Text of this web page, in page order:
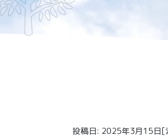
投稿日: 2025年3月15日[